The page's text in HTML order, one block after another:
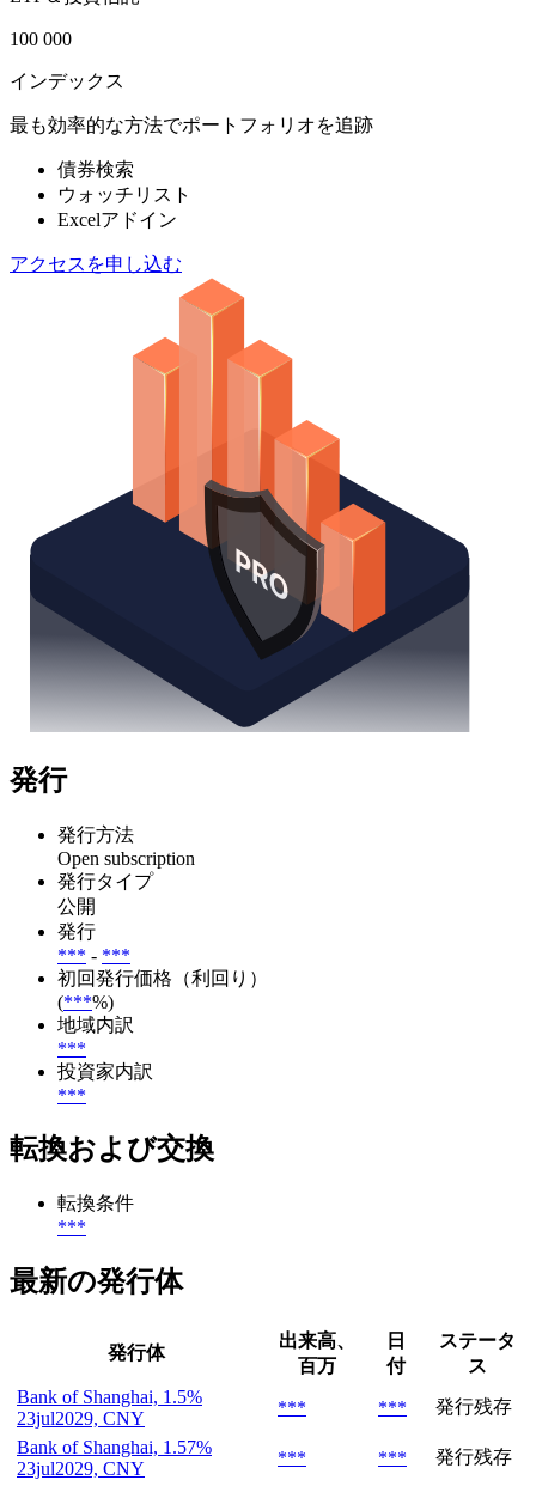
100 000
インデックス
最も効率的な方法でポートフォリオを追跡
債券検索
ウォッチリスト
Excelアドイン
アクセスを申し込む
発行
発行方法
Open subscription
発行タイプ
公開
発行
*** - ***
初回発行価格（利回り）
(***%)
地域内訳
***
投資家内訳
***
転換および交換
転換条件
***
最新の発行体
発行体
出来高、
百万
日
付
ステータ
ス
Bank of Shanghai, 1.5%
23jul2029, CNY
*** ***
発行残存
Bank of Shanghai, 1.57%
23jul2029, CNY
*** ***
発行残存